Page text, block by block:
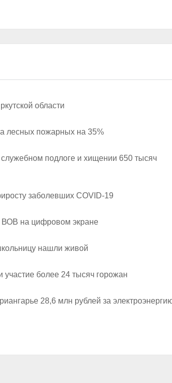
области
лесных пожарных на 35%
подлоге и хищении 650 тысяч
заболевших COVID-19
ВОВ на цифровом экране
нашли живой
участие более 24 тысяч горожан
28,6 млн рублей за